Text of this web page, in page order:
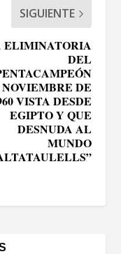
SIGUIENTE
ELIMINATORIA
DEL
DE
VISTA DESDE
EGIPTO Y QUE
DESNUDA AL
MUNDO